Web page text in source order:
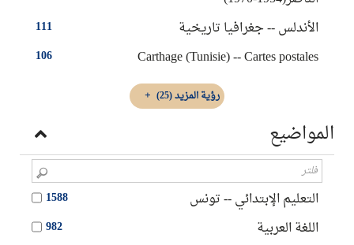
111 الأندلس -- جغرافيا تاريخية
106 Carthage (Tunisie) -- Cartes postales
رؤية المزيد(25)
المواضيع
1588 التعليم الإبتدائي -- تونس
982 اللغة العربية